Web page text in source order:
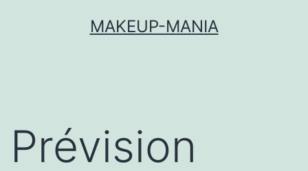
MAKEUP-MANIA
Prévision